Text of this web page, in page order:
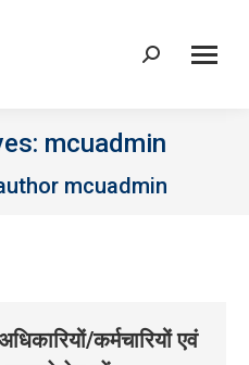
Search:
mcuadmin
mcuadmin
कर्मचारियों एवं